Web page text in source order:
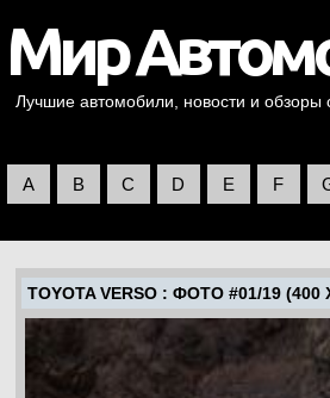
Лучшие автомобили, новости и обзоры
A B C D E F
TOYOTA VERSO : ФОТО #01/19 (400